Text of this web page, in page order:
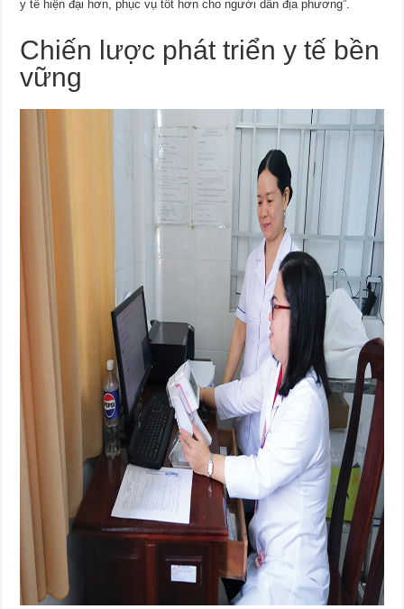
y tế hiện đại hơn, phục vụ tốt hơn cho người dân địa phương”.
Chiến lược phát triển y tế bền
vững